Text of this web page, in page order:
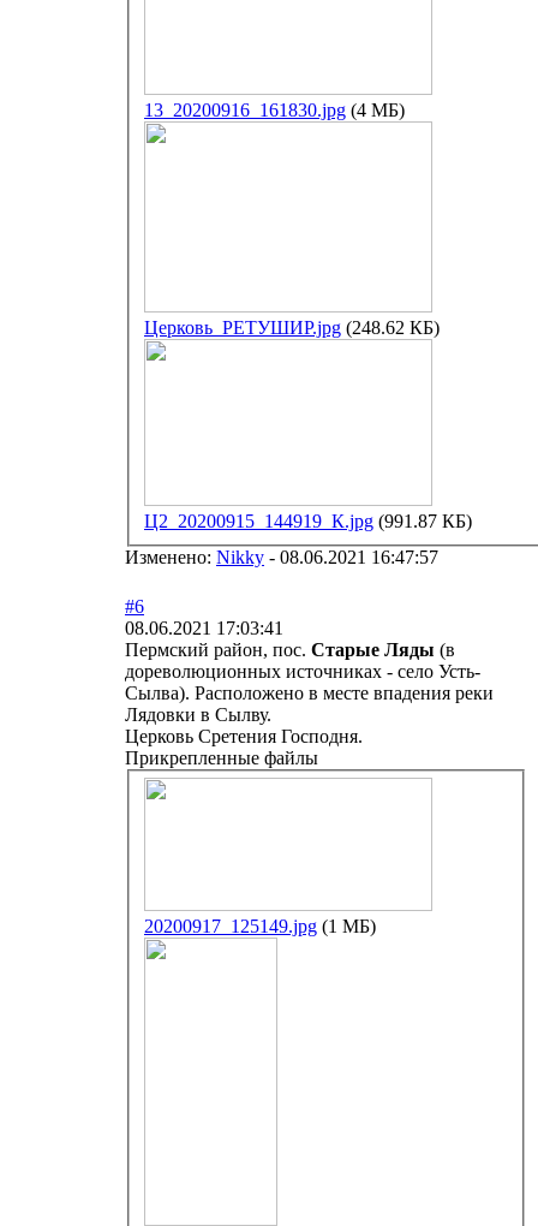
13_20200916_161830.jpg (4 МБ)
Церковь_РЕТУШИР.jpg (248.62 КБ)
Ц2_20200915_144919_К.jpg (991.87 КБ)
Изменено: Nikky - 08.06.2021 16:47:57
#6
08.06.2021 17:03:41
Пермский район, пос. Старые Ляды (в
дореволюционных источниках - село Усть-
Сылва). Расположено в месте впадения реки
Лядовки в Сылву.
Церковь Сретения Господня.
Прикрепленные файлы
20200917_125149.jpg (1 МБ)